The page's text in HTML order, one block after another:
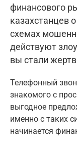
финансового
казахстанцев
схемах
действуют
вы стали
Телефонный
знакомого с
выгодное
именно с таких
начинается